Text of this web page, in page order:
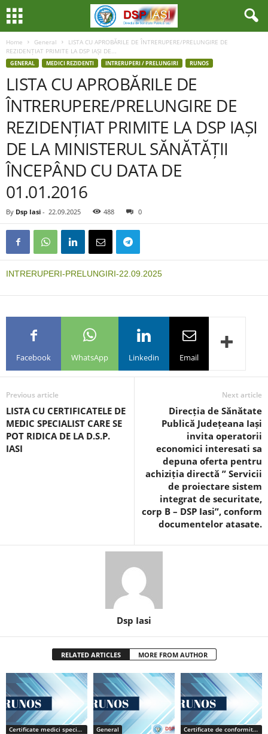
Home General
LISTA CU APROBĂRILE DE ÎNTRERUPERE/PRELUNGIRE DE
REZIDENȚIAT PRIMITE LA DSP IAȘI DE...
GENERAL MEDICI REZIDENTI INTRERUPERI / PRELUNGIRI RUNOS
LISTA CU APROBĂRILE DE
ÎNTRERUPERE/PRELUNGIRE DE
REZIDENȚIAT PRIMITE LA DSP IAȘI
DE LA MINISTERUL SĂNĂTĂȚII
ÎNCEPÂND CU DATA DE
01.01.2016
By Dsp Iasi - 22.09.2025 488 0
INTRERUPERI-PRELUNGIRI-22.09.2025
Facebook WhatsApp Linkedin Email
Previous article
LISTA CU CERTIFICATELE DE
MEDIC SPECIALIST CARE SE
POT RIDICA DE LA D.S.P.
IASI
Next article
Direcția de Sănătate
Publică Județeana Iași
invita operatorii
economici interesati sa
depuna oferta pentru
achiziția directă ” Servicii
de proiectare sistem
integrat de securitate,
corp B – DSP Iasi”, conform
documentelor atasate.
Dsp Iasi
RELATED ARTICLES MORE FROM AUTHOR
Certificate medici specialiști / primari General Certificate de conformitate